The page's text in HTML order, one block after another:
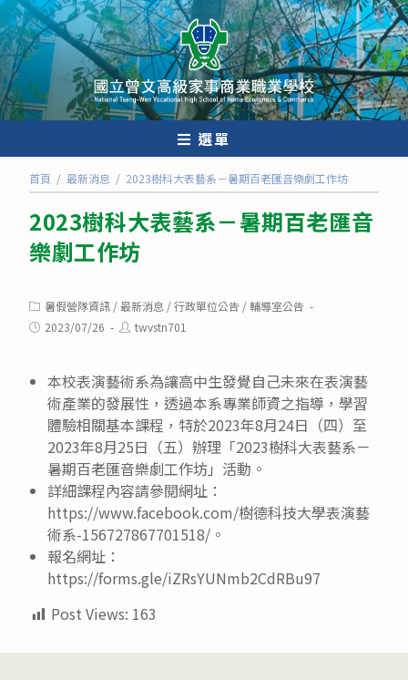
跳
轉
至
主
要
內
選單
首頁 / 最新消息 / 2023樹科大表藝系－暑期百老匯音樂劇工作坊
2023樹科大表藝系－暑期百老匯音
樂劇工作坊
Post
category:
暑假營隊資訊 /最新消息 /行政單位公告 /輔導室公告
Post2023/07/26
Posttwvstn701
本校表演藝術系為讓高中生發覺自己未來在表演藝
術產業的發展性，透過本系專業師資之指導，學習
體驗相關基本課程，特於2023年8月24日（四）至
2023年8月25日（五）辦理「2023樹科大表藝系－
暑期百老匯音樂劇工作坊」活動。
詳細課程內容請參閱網址：
https://www.facebook.com/樹德科技大學表演藝
術系-156727867701518/。
報名網址：
https://forms.gle/iZRsYUNmb2CdRBu97
Post Views: 163